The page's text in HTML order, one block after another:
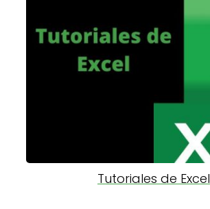
Tutoriales de Excel